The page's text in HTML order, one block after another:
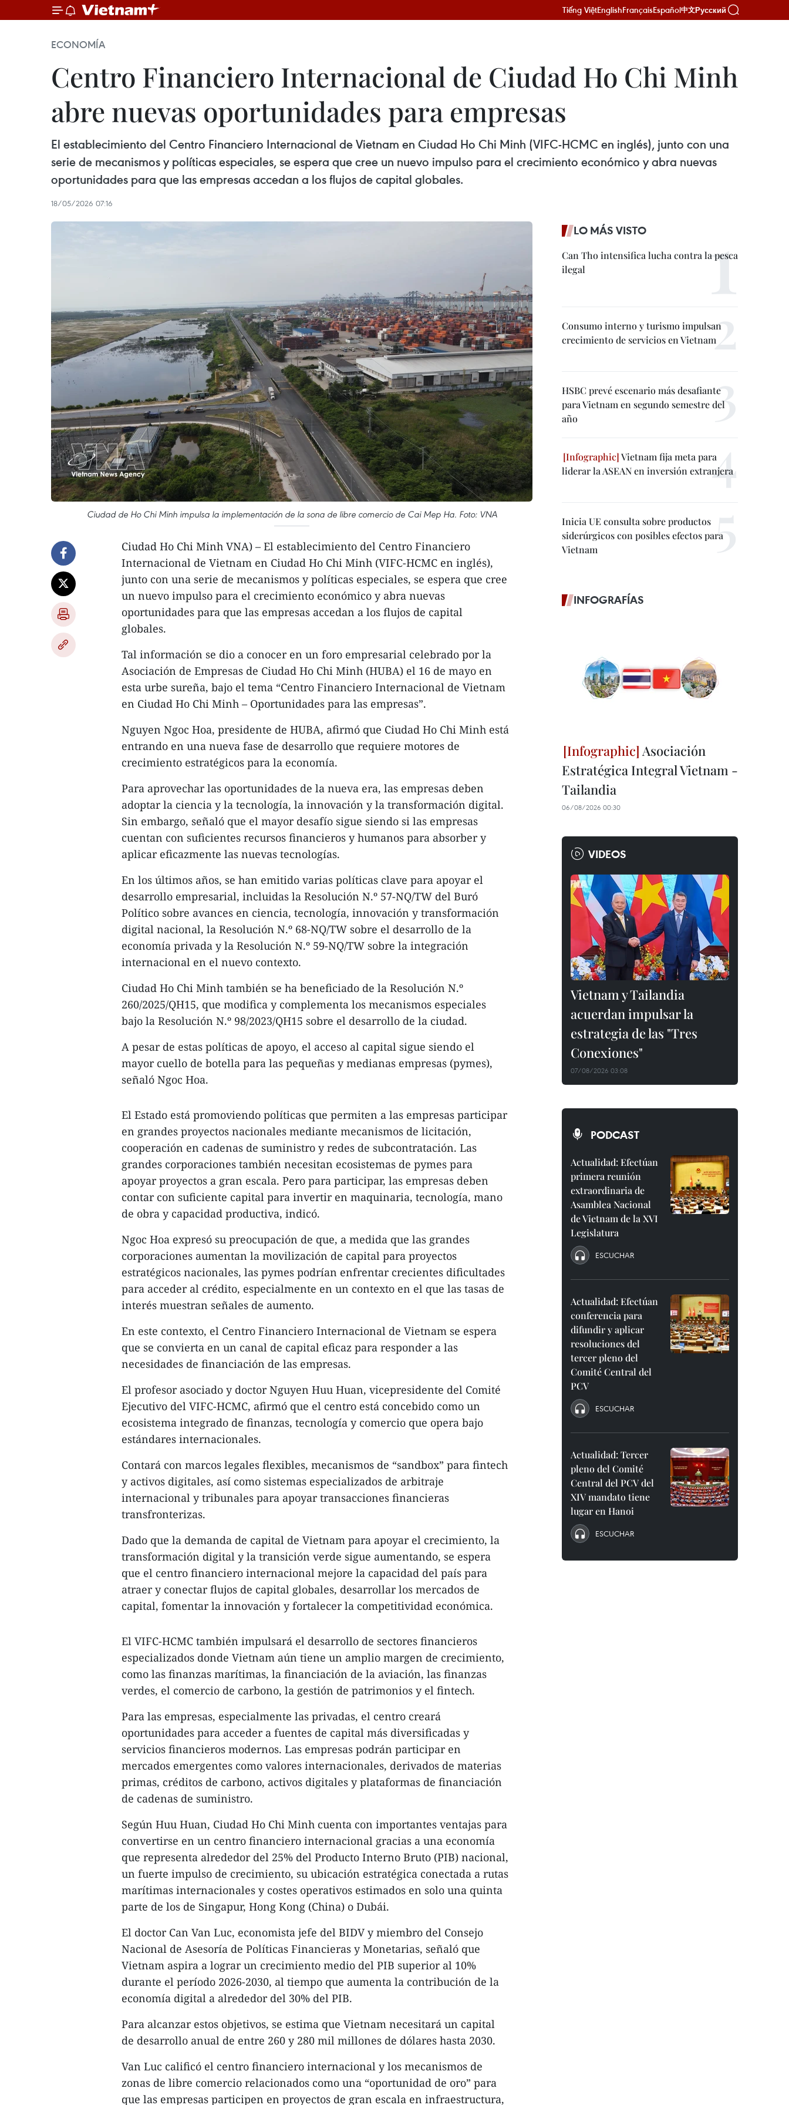
Tiếng ViệtEnglishFrançaisEspañol中文Русский
ECONOMÍA
Centro Financiero Internacional de Ciudad Ho Chi Minh
abre nuevas oportunidades para empresas
El establecimiento del Centro Financiero Internacional de Vietnam en Ciudad Ho Chi Minh (VIFC-HCMC en inglés), junto con una
serie de mecanismos y políticas especiales, se espera que cree un nuevo impulso para el crecimiento económico y abra nuevas
oportunidades para que las empresas accedan a los flujos de capital globales.
18/05/2026 07:16
Ciudad de Ho Chi Minh impulsa la implementación de la sona de libre comercio de Cai Mep Ha. Foto: VNA
Ciudad Ho Chi Minh VNA) – El establecimiento del Centro Financiero
Internacional de Vietnam en Ciudad Ho Chi Minh (VIFC-HCMC en inglés),
junto con una serie de mecanismos y políticas especiales, se espera que cree
un nuevo impulso para el crecimiento económico y abra nuevas
oportunidades para que las empresas accedan a los flujos de capital
globales.
Tal información se dio a conocer en un foro empresarial celebrado por la
Asociación de Empresas de Ciudad Ho Chi Minh (HUBA) el 16 de mayo en
esta urbe sureña, bajo el tema “Centro Financiero Internacional de Vietnam
en Ciudad Ho Chi Minh – Oportunidades para las empresas”.
Nguyen Ngoc Hoa, presidente de HUBA, afirmó que Ciudad Ho Chi Minh está
entrando en una nueva fase de desarrollo que requiere motores de
crecimiento estratégicos para la economía.
Para aprovechar las oportunidades de la nueva era, las empresas deben
adoptar la ciencia y la tecnología, la innovación y la transformación digital.
Sin embargo, señaló que el mayor desafío sigue siendo si las empresas
cuentan con suficientes recursos financieros y humanos para absorber y
aplicar eficazmente las nuevas tecnologías.
En los últimos años, se han emitido varias políticas clave para apoyar el
desarrollo empresarial, incluidas la Resolución N.º 57-NQ/TW del Buró
Político sobre avances en ciencia, tecnología, innovación y transformación
digital nacional, la Resolución N.º 68-NQ/TW sobre el desarrollo de la
economía privada y la Resolución N.º 59-NQ/TW sobre la integración
internacional en el nuevo contexto.
Ciudad Ho Chi Minh también se ha beneficiado de la Resolución N.º
260/2025/QH15, que modifica y complementa los mecanismos especiales
bajo la Resolución N.º 98/2023/QH15 sobre el desarrollo de la ciudad.
A pesar de estas políticas de apoyo, el acceso al capital sigue siendo el
mayor cuello de botella para las pequeñas y medianas empresas (pymes),
señaló Ngoc Hoa.
El Estado está promoviendo políticas que permiten a las empresas participar
en grandes proyectos nacionales mediante mecanismos de licitación,
cooperación en cadenas de suministro y redes de subcontratación. Las
grandes corporaciones también necesitan ecosistemas de pymes para
apoyar proyectos a gran escala. Pero para participar, las empresas deben
contar con suficiente capital para invertir en maquinaria, tecnología, mano
de obra y capacidad productiva, indicó.
Ngoc Hoa expresó su preocupación de que, a medida que las grandes
corporaciones aumentan la movilización de capital para proyectos
estratégicos nacionales, las pymes podrían enfrentar crecientes dificultades
para acceder al crédito, especialmente en un contexto en el que las tasas de
interés muestran señales de aumento.
En este contexto, el Centro Financiero Internacional de Vietnam se espera
que se convierta en un canal de capital eficaz para responder a las
necesidades de financiación de las empresas.
El profesor asociado y doctor Nguyen Huu Huan, vicepresidente del Comité
Ejecutivo del VIFC-HCMC, afirmó que el centro está concebido como un
ecosistema integrado de finanzas, tecnología y comercio que opera bajo
estándares internacionales.
Contará con marcos legales flexibles, mecanismos de “sandbox” para fintech
y activos digitales, así como sistemas especializados de arbitraje
internacional y tribunales para apoyar transacciones financieras
transfronterizas.
Dado que la demanda de capital de Vietnam para apoyar el crecimiento, la
transformación digital y la transición verde sigue aumentando, se espera
que el centro financiero internacional mejore la capacidad del país para
atraer y conectar flujos de capital globales, desarrollar los mercados de
capital, fomentar la innovación y fortalecer la competitividad económica.
El VIFC-HCMC también impulsará el desarrollo de sectores financieros
especializados donde Vietnam aún tiene un amplio margen de crecimiento,
como las finanzas marítimas, la financiación de la aviación, las finanzas
verdes, el comercio de carbono, la gestión de patrimonios y el fintech.
Para las empresas, especialmente las privadas, el centro creará
oportunidades para acceder a fuentes de capital más diversificadas y
servicios financieros modernos. Las empresas podrán participar en
mercados emergentes como valores internacionales, derivados de materias
primas, créditos de carbono, activos digitales y plataformas de financiación
de cadenas de suministro.
Según Huu Huan, Ciudad Ho Chi Minh cuenta con importantes ventajas para
convertirse en un centro financiero internacional gracias a una economía
que representa alrededor del 25% del Producto Interno Bruto (PIB) nacional,
un fuerte impulso de crecimiento, su ubicación estratégica conectada a rutas
marítimas internacionales y costes operativos estimados en solo una quinta
parte de los de Singapur, Hong Kong (China) o Dubái.
El doctor Can Van Luc, economista jefe del BIDV y miembro del Consejo
Nacional de Asesoría de Políticas Financieras y Monetarias, señaló que
Vietnam aspira a lograr un crecimiento medio del PIB superior al 10%
durante el período 2026-2030, al tiempo que aumenta la contribución de la
economía digital a alrededor del 30% del PIB.
Para alcanzar estos objetivos, se estima que Vietnam necesitará un capital
de desarrollo anual de entre 260 y 280 mil millones de dólares hasta 2030.
Van Luc calificó el centro financiero internacional y los mecanismos de
zonas de libre comercio relacionados como una “oportunidad de oro” para
que las empresas participen en proyectos de gran escala en infraestructura,
LO MÁS VISTO
Can Tho intensifica lucha contra la pesca
ilegal
Consumo interno y turismo impulsan
crecimiento de servicios en Vietnam
HSBC prevé escenario más desafiante
para Vietnam en segundo semestre del
año
Vietnam fija meta para
liderar la ASEAN en inversión extranjera
Inicia UE consulta sobre productos
siderúrgicos con posibles efectos para
Vietnam
INFOGRAFÍAS
Asociación
Estratégica Integral Vietnam -
Tailandia
06/08/2026 00:30
VIDEOS
Vietnam y Tailandia
acuerdan impulsar la
estrategia de las "Tres
Conexiones"
07/08/2026 03:08
PODCAST
Actualidad: Efectúan
primera reunión
extraordinaria de
Asamblea Nacional
de Vietnam de la XVI
Legislatura
ESCUCHAR
Actualidad: Efectúan
conferencia para
difundir y aplicar
resoluciones del
tercer pleno del
Comité Central del
PCV
ESCUCHAR
Actualidad: Tercer
pleno del Comité
Central del PCV del
XIV mandato tiene
lugar en Hanoi
ESCUCHAR